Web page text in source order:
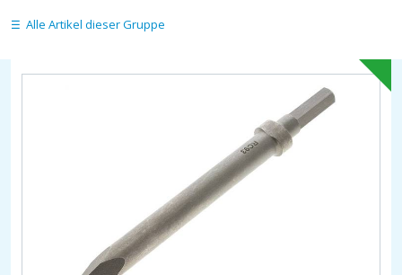
Alle Artikel dieser Gruppe